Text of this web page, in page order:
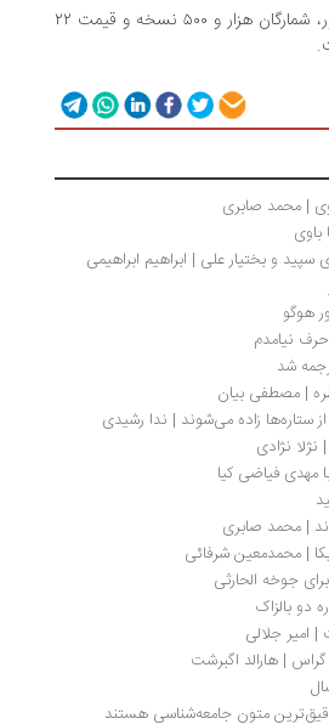
این‌کتاب با ۱۶۰ صفحه مصور، شمارگان هزار و ۵۰۰ نسخه و قیمت ۲۲
| محمد صابری
باوی
سپید و بختیار علی | ابراهیم ابراهیمی
هوگو
حرف نیامدم
شد
| مصطفی بیان
ستاره‌ها زاده می‌شوند | ندا رشیدی
نژلا نژادی
مهدی فیاضی کیا
| محمد صابری
| محمدمعین شرفائی
جوخه الحارثی
دو بالزاک
امیر جلالی
| هارالد اگبرشت
متون جامعه‌شناسی هستند